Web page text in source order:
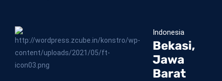
Indonesia
Bekasi,
Jawa
Barat